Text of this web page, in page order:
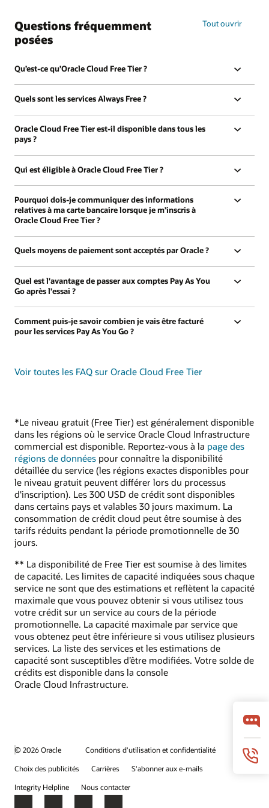
gratuites
Questions fréquemment
posées
Tout ouvrir
Qu’est-ce qu’Oracle Cloud Free Tier ?
Quels sont les services Always Free ?
Oracle Cloud Free Tier est-il disponible dans tous les
pays ?
Qui est éligible à Oracle Cloud Free Tier ?
Pourquoi dois-je communiquer des informations
relatives à ma carte bancaire lorsque je m’inscris à
Oracle Cloud Free Tier ?
Quels moyens de paiement sont acceptés par Oracle ?
Quel est l'avantage de passer aux comptes Pay As You
Go après l'essai ?
Comment puis-je savoir combien je vais être facturé
pour les services Pay As You Go ?
Voir toutes les FAQ sur Oracle Cloud Free Tier
*Le niveau gratuit (Free Tier) est généralement disponible
dans les régions où le service Oracle Cloud Infrastructure
commercial est disponible. Reportez-vous à la page des
régions de données pour connaître la disponibilité
détaillée du service (les régions exactes disponibles pour
le niveau gratuit peuvent différer lors du processus
d'inscription). Les 300 USD de crédit sont disponibles
dans certains pays et valables 30 jours maximum. La
consommation de crédit cloud peut être soumise à des
tarifs réduits pendant la période promotionnelle de 30
jours.
** La disponibilité de Free Tier est soumise à des limites
de capacité. Les limites de capacité indiquées sous chaque
service ne sont que des estimations et reflètent la capacité
maximale que vous pouvez obtenir si vous utilisez tous
votre crédit sur un service au cours de la période
promotionnelle. La capacité maximale par service que
vous obtenez peut être inférieure si vous utilisez plusieurs
services. La liste des services et les estimations de
capacité sont susceptibles d’être modifiées. Votre solde de
crédits est disponible dans la console
Oracle Cloud Infrastructure.
© 2026 Oracle
Conditions d'utilisation et confidentialité
Choix des publicités
Carrières
S'abonner aux e-mails
Integrity Helpline
Nous contacter